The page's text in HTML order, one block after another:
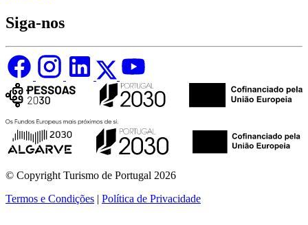
Siga-nos
© Copyright Turismo de Portugal 2026
Termos e Condições | Política de Privacidade